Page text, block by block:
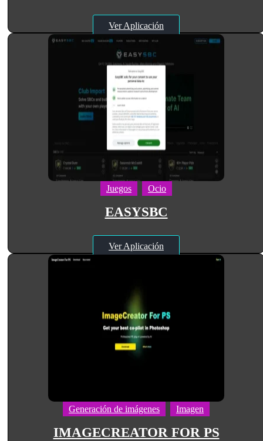
Ver Aplicación
Juegos Ocio
EASYSBC
Ver Aplicación
Generación de imágenes Imagen
IMAGECREATOR FOR PS